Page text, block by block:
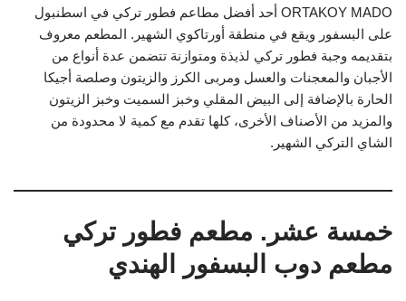
ORTAKOY MADO أحد أفضل مطاعم فطور تركي في اسطنبول
على البسفور ويقع في منطقة أورتاكوي الشهير. المطعم معروف
بتقديمه وجبة فطور تركي لذيذة ومتوازنة تتضمن عدة أنواع من
الأجبان والمعجنات والعسل ومربى الكرز والزيتون وصلصة أجيكا
الحارة بالإضافة إلى البيض المقلي وخبز السميت وخبز الزيتون
والمزيد من الأصناف الأخرى، كلها تقدم مع كمية لا محدودة من
الشاي التركي الشهير.
خمسة عشر. مطعم فطور تركي
مطعم دوب البسفور الهندي